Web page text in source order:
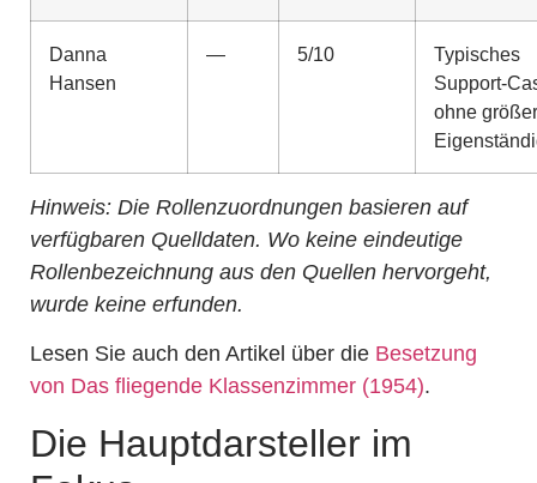
Danna
Hansen
— 5/10
Typisches
Support-
ohne
Hinweis: Die Rollenzuordnungen basieren auf
verfügbaren Quelldaten. Wo keine eindeutige
Rollenbezeichnung aus den Quellen hervorgeht,
wurde keine erfunden.
Lesen Sie auch den Artikel über die Besetzung
von Das fliegende Klassenzimmer (1954).
Die Hauptdarsteller im